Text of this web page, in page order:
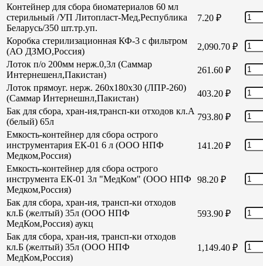
Контейнер для сбора биоматериалов 60 мл
стерильный /УП Литопласт-Мед,Республика
Беларусь/350 шт.тр.уп.
7.20 ₽
Коробка стерилизационная КФ-3 с фильтром
(АО ДЗМО,Россия)
2,090.70 ₽
Лоток п/о 200мм нерж.0,3л (Саммар
Интернешенл,Пакистан)
261.60 ₽
Лоток прямоуг. нерж. 260х180х30 (ЛПР-260)
(Саммар Интернешнл,Пакистан)
403.20 ₽
Бак для сбора, хран-ия,трансп-ки отходов кл.А
(белый) 65л
793.80 ₽
Емкость-контейнер для сбора острого
инструментария ЕК-01 6 л (ООО НПФ
Медком,Россия)
141.20 ₽
Емкость-контейнер для сбора острого
инструмента ЕК-01 3л "МедКом" (ООО НПФ
Медком,Россия)
98.20 ₽
Бак для сбора, хран-ия, трансп-ки отходов
кл.Б (желтый) 35л (ООО НПФ
МедКом,Россия) аукц
593.90 ₽
Бак для сбора, хран-ия, трансп-ки отходов
кл.Б (желтый) 35л (ООО НПФ
МедКом,Россия)
1,149.40 ₽